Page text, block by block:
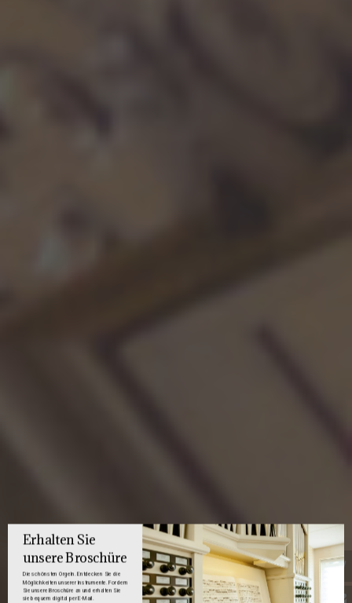
Erhalten Sie
unsere Broschüre
Die schönsten Orgeln. Entdecken Sie die
Möglichkeiten unserer Instrumente. Fordern
Sie unsere Broschüre an und erhalten Sie
sie bequem digital per E-Mail.